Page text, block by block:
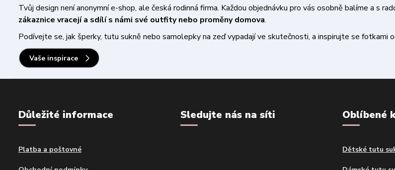
Tvůj design není anonymní e-shop, ale česká rodinná firma. Každou objednávku pro vás osobně balíme a s
zákaznice vracejí a sdílí s námi své outfity nebo proměny domova.
Podívejte se, jak šperky, tutu sukně nebo samolepky na zeď vypadají ve skutečnosti, a inspirujte se fotkami
Vaše inspirace
Důležité informace
Platba a poštovné
Sledujte nás na síti Oblíbené
Dětské tutu